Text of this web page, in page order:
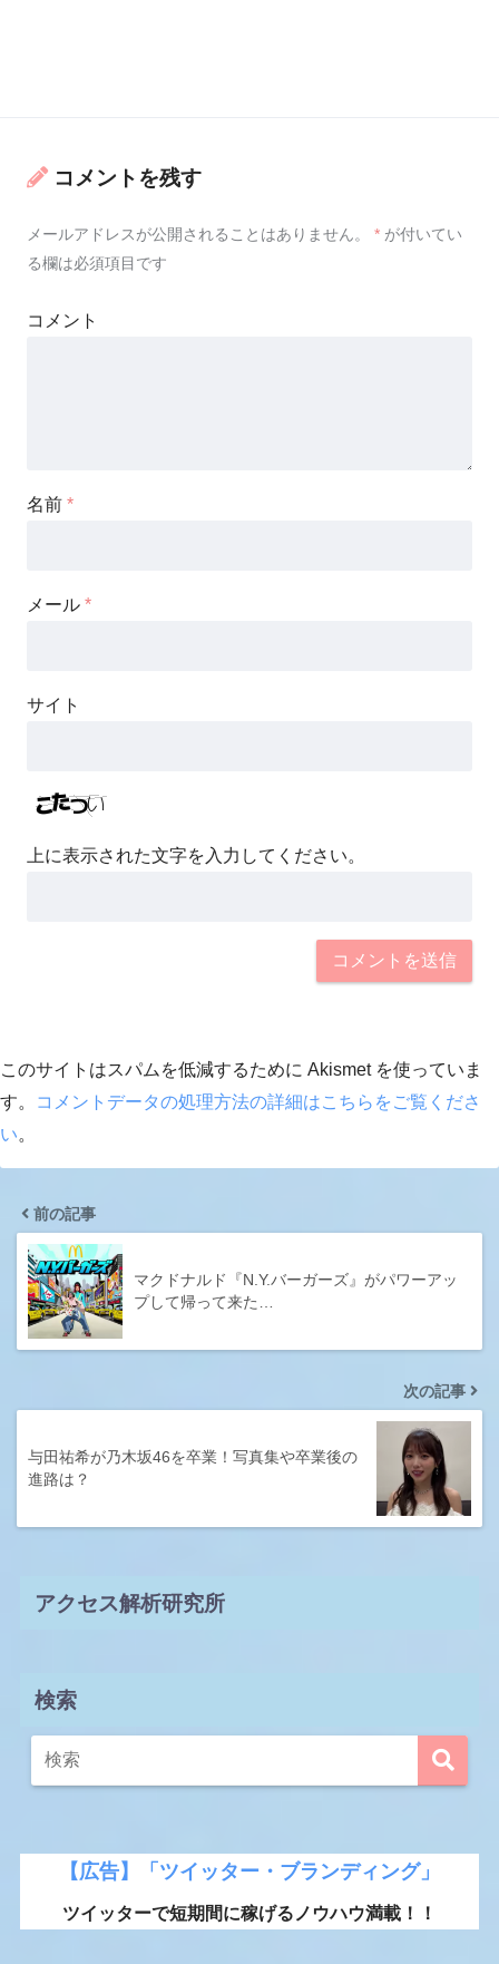
コメントを残す
メールアドレスが公開されることはありません。 * が付いてい
る欄は必須項目です
コメント
名前 *
メール *
サイト
上に表示された文字を入力してください。
このサイトはスパムを低減するために Akismet を使っていま
す。
コメントデータの処理方法の詳細はこちらをご覧くださ
い。
前の記事
マクドナルド『N.Y.バーガーズ』がパワーアッ
プして帰って来た…
次の記事
与田祐希が乃木坂46を卒業！写真集や卒業後の
進路は？
アクセス解析研究所
検索
【広告】「ツイッター・ブランディング」
ツイッターで短期間に稼げるノウハウ満載！！